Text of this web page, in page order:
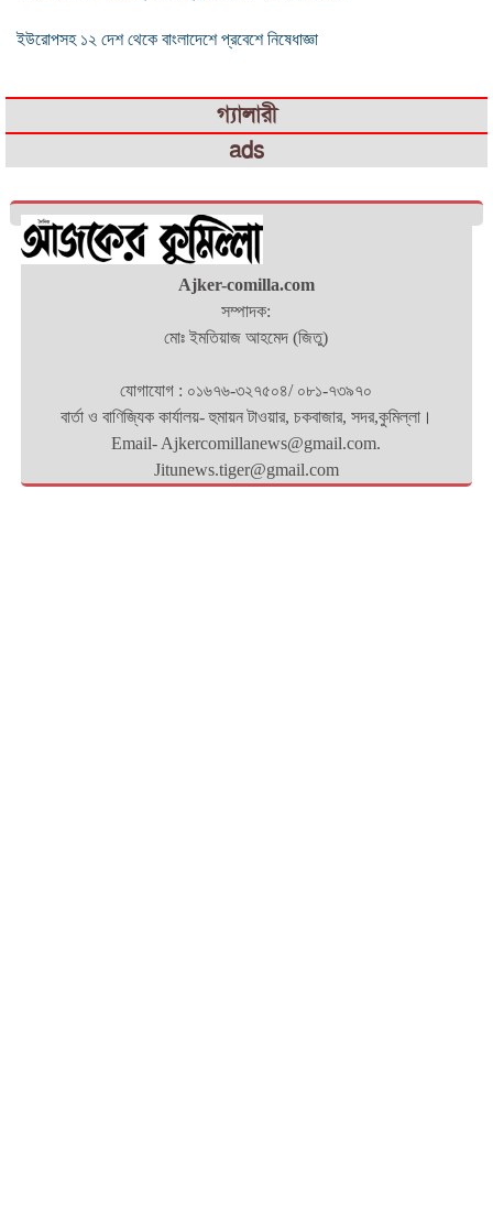
ইউরোপসহ ১২ দেশ থেকে বাংলাদেশে প্রবেশে নিষেধাজ্ঞা
গ্যালারী
ads
Ajker-comilla.com
সম্পাদক:
মোঃ ইমতিয়াজ আহমেদ (জিতু)
যোগাযোগ : ০১৬৭৬-৩২৭৫০৪/ ০৮১-৭৩৯৭০
বার্তা ও বাণিজ্যিক কার্যালয়- হুমায়ন টাওয়ার, চকবাজার, সদর,কুমিল্লা।
Email- Ajkercomillanews@gmail.com.
Jitunews.tiger@gmail.com